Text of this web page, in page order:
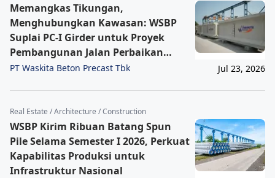
Memangkas Tikungan,
Menghubungkan Kawasan: WSBP
Suplai PC-I Girder untuk Proyek
Pembangunan Jalan Perbaikan
Singaraja–Mengwitani
PT Waskita Beton Precast Tbk Jul 23, 2026
Real Estate / Architecture / Construction
WSBP Kirim Ribuan Batang Spun
Pile Selama Semester I 2026, Perkuat
Kapabilitas Produksi untuk
Infrastruktur Nasional